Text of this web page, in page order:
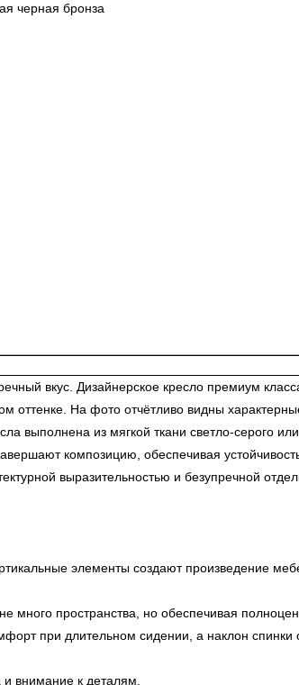
черная бронза
вкус. Дизайнерское кресло премиум
оттенке. На фото отчётливо видны
выполнена из мягкой ткани светло-серого или
композицию, обеспечивая
выразительностью и безупречной
элементы создают произведение
пространства, но обеспечивая
при длительном сидении, а наклон спинки
внимание к деталям.